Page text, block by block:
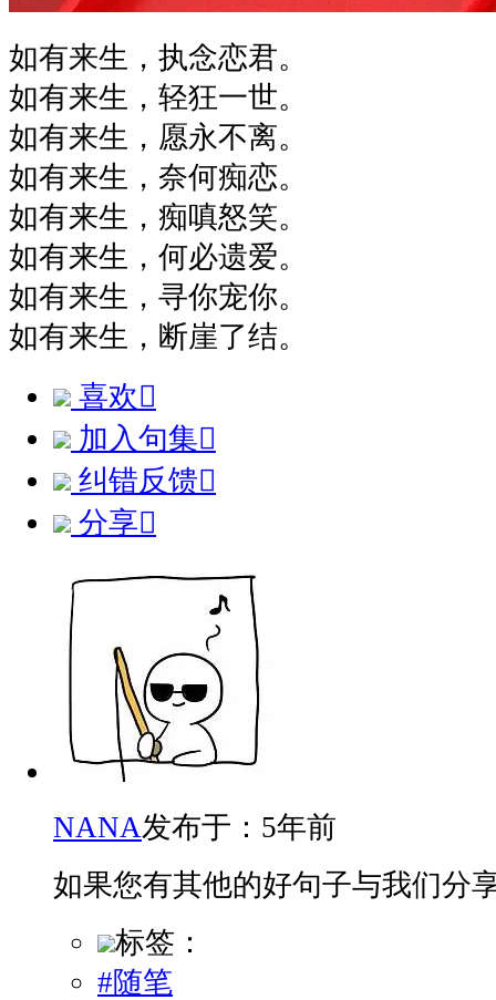
如有来生，执念恋君。
如有来生，轻狂一世。
如有来生，愿永不离。
如有来生，奈何痴恋。
如有来生，痴嗔怒笑。
如有来生，何必遗爱。
如有来生，寻你宠你。
如有来生，断崖了结。
喜欢
加入句集
纠错反馈
分享
NANA发布于：5年前
如果您有其他的好句子与我们分
标签：
#随笔